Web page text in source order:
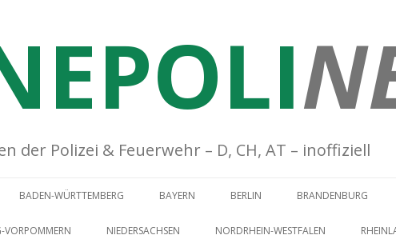
der Polizei & Feuerwehr – D, CH, AT – inoffiziell
BADEN-WÜRTTEMBERG BAYERN BERLIN BRANDENBURG
VORPOMMERN NIEDERSACHSEN NORDRHEIN-WESTFALEN